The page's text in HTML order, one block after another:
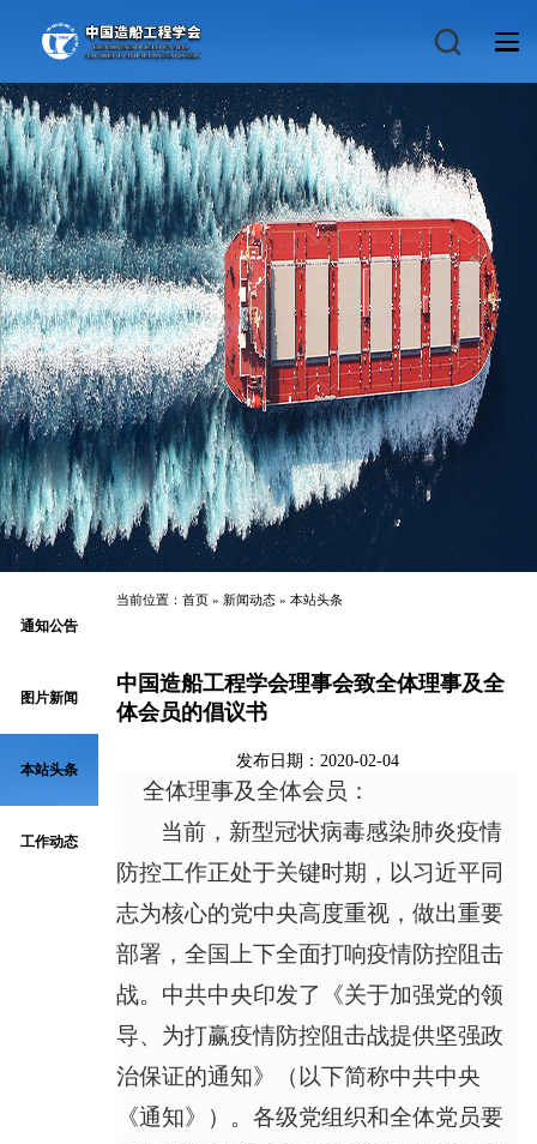
通知公告
图片新闻
本站头条
工作动态
当前位置： 首页 » 新闻动态 » 本站头条
中国造船工程学会理事会致全体理事及全
体会员的倡议书
发布日期：2020-02-04
全体理事及全体会员：
当前，新型冠状病毒感染肺炎疫情
防控工作正处于关键时期，以习近平同
志为核心的党中央高度重视，做出重要
部署，全国上下全面打响疫情防控阻击
战。中共中央印发了《关于加强党的领
导、为打赢疫情防控阻击战提供坚强政
治保证的通知》（以下简称中共中央
《通知》）。各级党组织和全体党员要